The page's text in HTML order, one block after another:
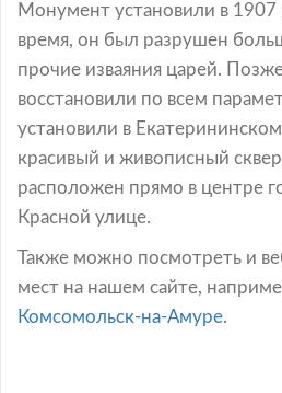
Монумент установили в 1907
время, он был разрушен
прочие изваяния царей.
восстановили по всем
установили в
красивый и живописный
расположен прямо в центре
Красной улице.
Также можно посмотреть и
мест на нашем сайте,
Комсомольск-на-Амуре.